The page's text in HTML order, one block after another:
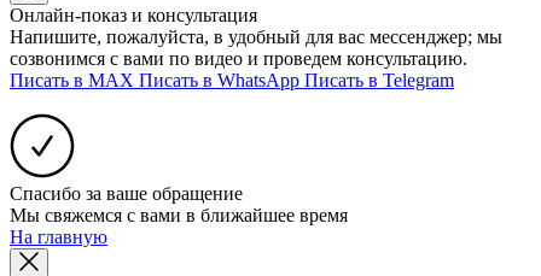
Онлайн-показ и консультация
Напишите, пожалуйста, в удобный для вас мессенджер; мы
созвонимся с вами по видео и проведем консультацию.
Писать в MAX Писать в WhatsApp Писать в Telegram
Спасибо за ваше обращение
Мы свяжемся с вами в ближайшее время
На главную